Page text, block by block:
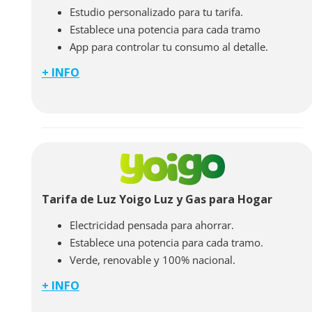
Estudio personalizado para tu tarifa.
Establece una potencia para cada tramo
App para controlar tu consumo al detalle.
Con la tarifa de la luz MásMóvil pagarás el precio al
tus hábitos de consumo al periodo valle y conseguir el
máximo ahorro cada mes en tu factura de energía.
+ INFO
Tarifa de Luz Yoigo Luz y Gas para Hogar
Electricidad pensada para ahorrar.
Establece una potencia para cada tramo.
Verde, renovable y 100% nacional.
Con la tarifa de la luz Yoigo Luz y Gas pagarás el
+ INFO